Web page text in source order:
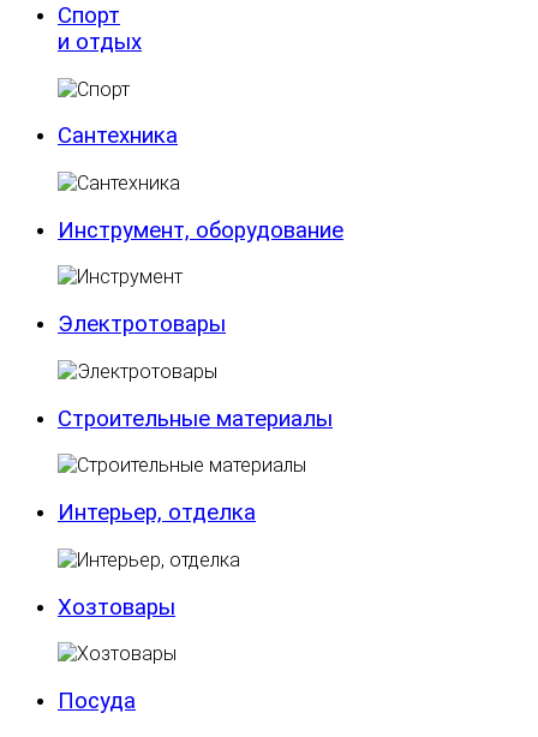
Спорт
и отдых
Сантехника
Инструмент, оборудование
Электротовары
Строительные материалы
Интерьер, отделка
Хозтовары
Посуда